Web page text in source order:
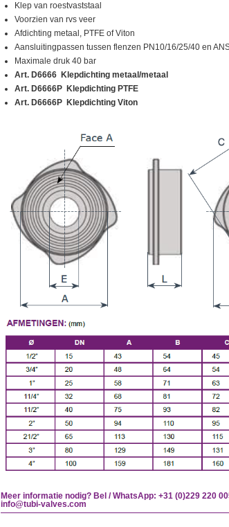
Klep van roestvaststaal
Voorzien van rvs veer
Afdichting metaal, PTFE of Viton
Aansluitingpassen tussen flenzen PN10/16/25/40 en
Maximale druk 40 bar
Art. D6666 Klepdichting metaal/metaal
Art. D6666P Klepdichting PTFE
Art. D6666P Klepdichting Viton
Meer informatie nodig? Bel / WhatsApp: +31 (0)229 220
info@tubi-valves.com